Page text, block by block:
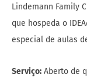
Lindemann Family
que hospeda o
especial de aulas
Serviço: Aberto de